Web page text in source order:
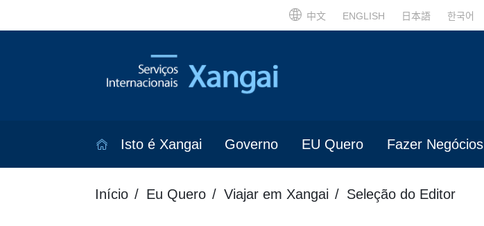
中文 ENGLISH 日本語 한국어
Isto é Xangai Governo EU Quero Fazer Negócios
Início Eu Quero Viajar em Xangai Seleção do Editor